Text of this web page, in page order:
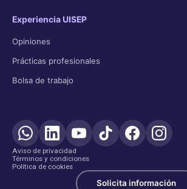
Experiencia UISEP
Opiniones
Prácticas profesionales
Bolsa de trabajo
Aviso de privacidad
Términos y condiciones
Política de cookies
Solicita información